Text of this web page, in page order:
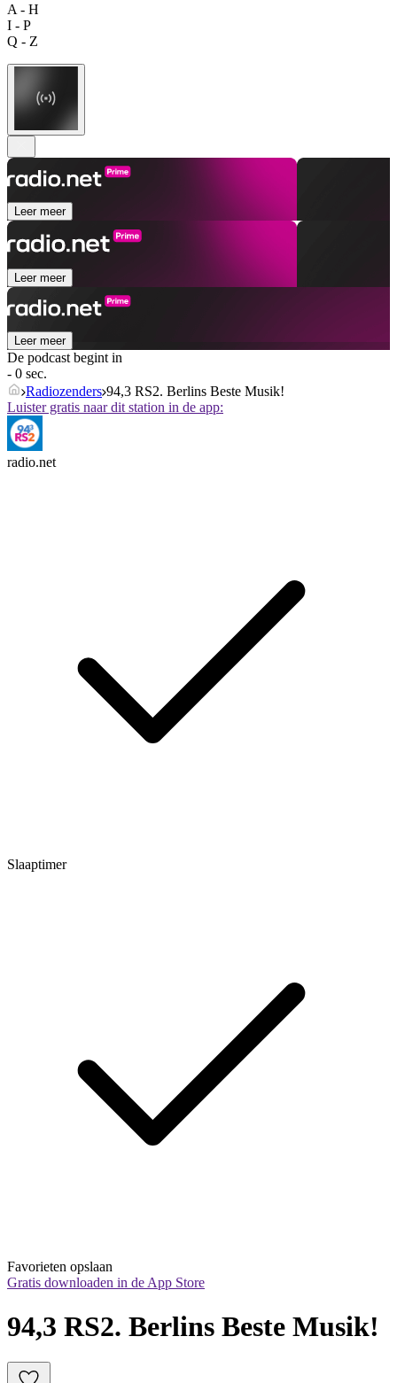
A - H
I - P
Q - Z
Leer meer
Leer meer
Leer meer
De podcast begint in
- 0 sec.
Radiozenders 94,3 RS2. Berlins Beste Musik!
Luister gratis naar dit station in de app:
radio.net
Slaaptimer
Favorieten opslaan
Gratis downloaden in de App Store
94,3 RS2. Berlins Beste Musik!